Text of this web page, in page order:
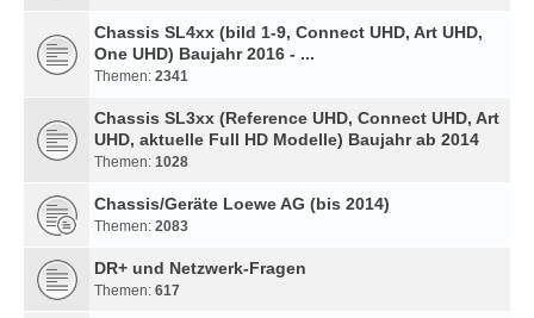
Chassis SL4xx (bild 1-9, Connect UHD, Art UHD,
One UHD) Baujahr 2016 - ...
Themen: 2341
Chassis SL3xx (Reference UHD, Connect UHD, Art
UHD, aktuelle Full HD Modelle) Baujahr ab 2014
Themen: 1028
Chassis/Geräte Loewe AG (bis 2014)
Themen: 2083
DR+ und Netzwerk-Fragen
Themen: 617